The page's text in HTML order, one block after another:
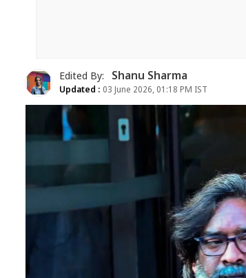
Edited By: Shanu Sharma
Updated : 03 June 2026, 01:18 PM IST